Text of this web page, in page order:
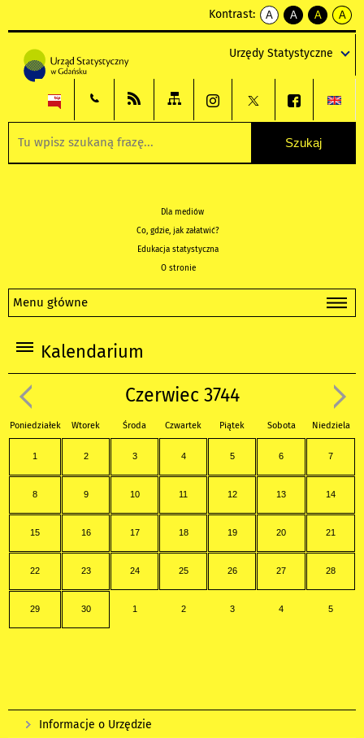
Kontrast:
A
kontrast
A
kontrast
tekst
czarnym
A
kontrast
tekst
czarnym
A
tekst
żółtym
Urzędy Statystyczne
Dla mediów
Co, gdzie, jak załatwić?
Edukacja statystyczna
O stronie
Menu główne
Kalendarium
Czerwiec 3744
Poniedziałek Wtorek Środa Czwartek Piątek Sobota Niedziela
1 2 3 4 5 6 7
8 9 10 11 12 13 14
15 16 17 18 19 20 21
22 23 24 25 26 27 28
29 30 1 2 3 4 5
Informacje o Urzędzie